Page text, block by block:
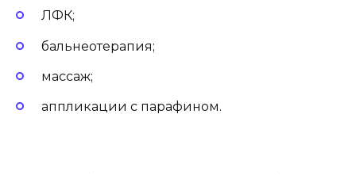
ЛФК;
бальнеотерапия;
массаж;
аппликации с парафином.